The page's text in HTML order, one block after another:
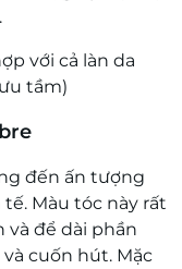
với cả làn da
tầm)
đến ấn tượng
Màu tóc này rất
và để dài phần
cuốn hút. Mặc